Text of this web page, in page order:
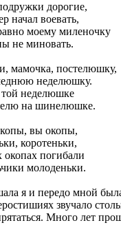
дорогие,
начал воевать,
моему миленочку
не миновать.
мамочка, постелюшку,
неделюшку.
неделюшке
на шинелюшке.
вы окопы,
коротеньки,
окопах погибали
молоденьки.
я и передо мной
звучало
Много лет